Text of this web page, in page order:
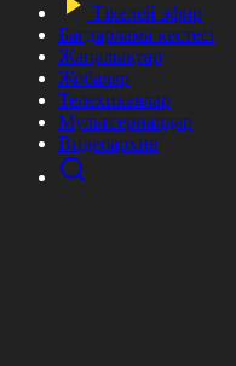
Тікелей эфир
Бағдарлама кестесі
Жаңалықтар
Жобалар
Телехикаялар
Мультсериалдар
Видеоархив